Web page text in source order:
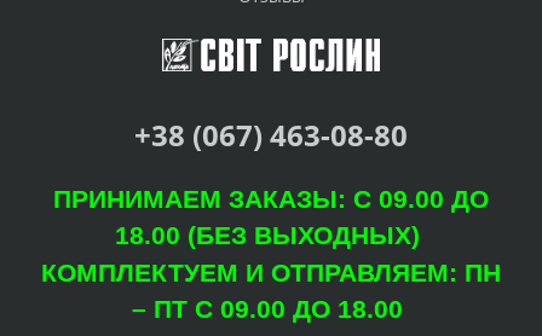
+38 (067) 463-08-80
ПРИНИМАЕМ ЗАКАЗЫ: С 09.00 ДО
18.00 (БЕЗ ВЫХОДНЫХ)
КОМПЛЕКТУЕМ И ОТПРАВЛЯЕМ: ПН
– ПТ С 09.00 ДО 18.00